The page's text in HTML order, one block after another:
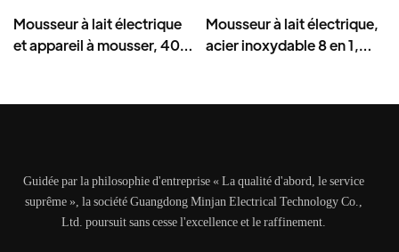
Mousseur à lait électrique
et appareil à mousser, 400
Mousseur à lait électrique,
acier inoxydable 8 en 1,
Guidée par la philosophie d'entreprise « La qualité d'abord, le service
suprême », la société Guangdong Minjan Electrical Technology Co.,
Ltd. poursuit sans cesse l'excellence et le raffinement.